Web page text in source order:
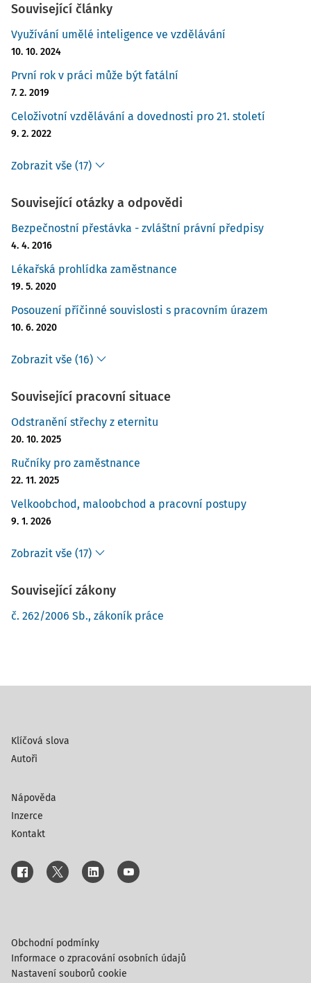
Související články
Využívání umělé inteligence ve vzdělávání
10. 10. 2024
První rok v práci může být fatální
7. 2. 2019
Celoživotní vzdělávání a dovednosti pro 21. století
9. 2. 2022
Zobrazit vše (17)
Související otázky a odpovědi
Bezpečnostní přestávka - zvláštní právní předpisy
4. 4. 2016
Lékařská prohlídka zaměstnance
19. 5. 2020
Posouzení příčinné souvislosti s pracovním úrazem
10. 6. 2020
Zobrazit vše (16)
Související pracovní situace
Odstranění střechy z eternitu
20. 10. 2025
Ručníky pro zaměstnance
22. 11. 2025
Velkoobchod, maloobchod a pracovní postupy
9. 1. 2026
Zobrazit vše (17)
Související zákony
č. 262/2006 Sb., zákoník práce
Klíčová slova
Autoři
Nápověda
Inzerce
Kontakt
Obchodní podmínky
Informace o zpracování osobních údajů
Nastavení souborů cookie